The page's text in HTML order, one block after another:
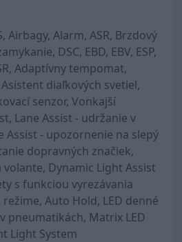
Airbagy, Alarm, ASR, Brzdový
DSC, EBD, EBV, ESP,
Adaptívny tempomat,
diaľkových svetiel,
senzor, Vonkajší
Lane Assist - udržanie v
Assist - upozornenie na slepý
dopravných značiek,
Dynamic Light Assist
s funkciou vyrezávania
Auto Hold, LED denné
pneumatikách, Matrix LED
Light System